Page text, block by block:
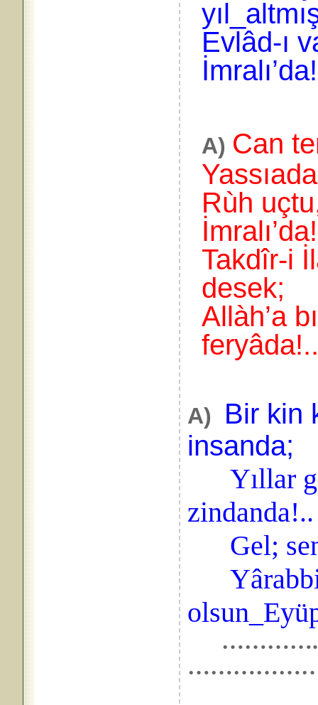
Evlâd-ı
A) Can
Rùh
Takdîr-i
desek;
Allàh’a
A)
Bir kin
insanda;
Yıllar
zindanda!..
Gel; sen
…………..